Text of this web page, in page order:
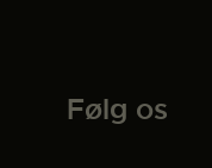
Følg os